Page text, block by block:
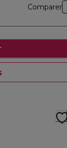
Comparer